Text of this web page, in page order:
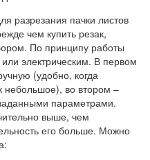
разрезания пачки листов
чем купить резак,
По принципу работы
электрическим. В первом
(удобно, когда
небольшое), во втором –
параметрами.
выше, чем
его больше. Можно